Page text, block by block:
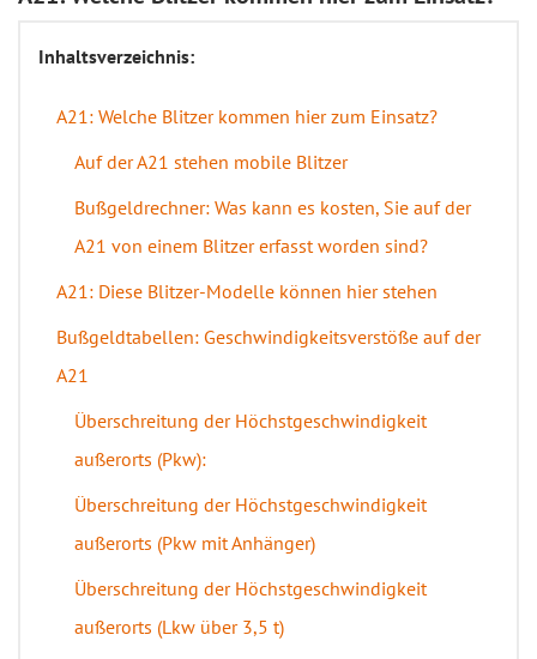
Inhaltsverzeichnis:
A21: Welche Blitzer kommen hier zum Einsatz?
Auf der A21 stehen mobile Blitzer
Bußgeldrechner: Was kann es kosten, Sie auf der
A21 von einem Blitzer erfasst worden sind?
A21: Diese Blitzer-Modelle können hier stehen
Bußgeldtabellen: Geschwindigkeitsverstöße auf der
A21
Überschreitung der Höchstgeschwindigkeit
außerorts (Pkw):
Überschreitung der Höchstgeschwindigkeit
außerorts (Pkw mit Anhänger)
Überschreitung der Höchstgeschwindigkeit
außerorts (Lkw über 3,5 t)